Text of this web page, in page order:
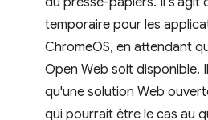
temporaire pour les
ChromeOS, en attendant
Open Web soit disponible.
qu'une solution Web
qui pourrait être le cas au